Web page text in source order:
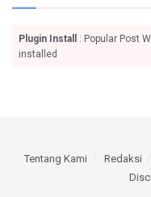
Plugin Install
: Popular Post
installed
Tentang Kami Redaksi